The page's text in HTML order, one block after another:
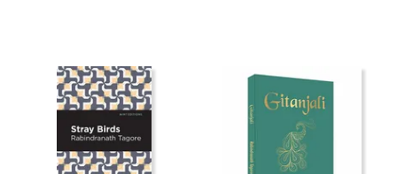
12%
dcto.
15%
dcto.